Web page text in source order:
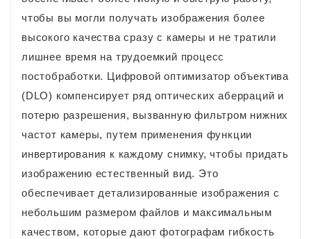
чтобы вы могли получать изображения более
высокого качества сразу с камеры и не тратили
лишнее время на трудоемкий процесс
постобработки. Цифровой оптимизатор объектива
(DLO) компенсирует ряд оптических аберраций и
потерю разрешения, вызванную фильтром нижних
частот камеры, путем применения функции
инвертирования к каждому снимку, чтобы придать
изображению естественный вид. Это
обеспечивает детализированные изображения с
небольшим размером файлов и максимальным
качеством, которые дают фотографам гибкость